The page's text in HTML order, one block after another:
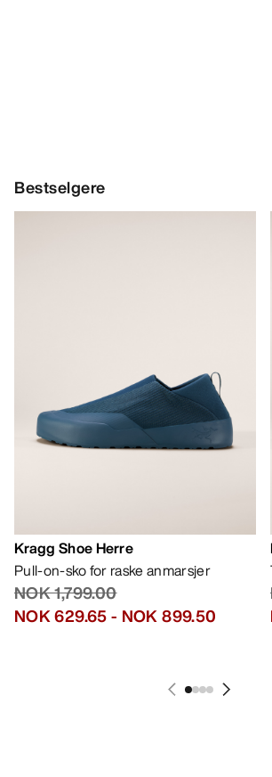
Bestselgere
Kragg Shoe Herre
Pull-on-sko for raske anmarsjer
NOK 1,799.00
NOK 629.65- NOK 899.50